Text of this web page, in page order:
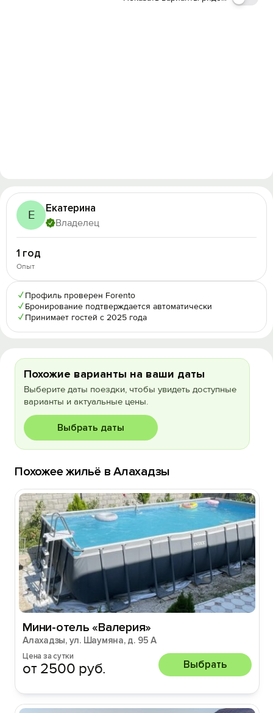
Е Екатерина
Владелец
1 год
Опыт
✓ Профиль проверен Forento
✓ Бронирование подтверждается автоматически
✓ Принимает гостей с 2025 года
Похожие варианты на ваши даты
Выберите даты поездки, чтобы увидеть доступные
варианты и актуальные цены.
Выбрать даты
Похожее жильё в Алахадзы
Мини-отель «Валерия»
Алахадзы, ул. Шаумяна, д. 95 А
Цена за сутки
от 2500 руб. Выбрать